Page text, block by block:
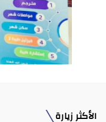
الأكثر زيارة